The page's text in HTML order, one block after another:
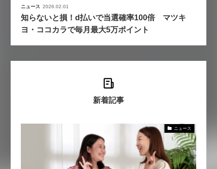
ニュース 2026.02.01
知らないと損！d払いで当選確率100倍 マツキ
ヨ・ココカラで毎月最大5万ポイント
新着記事
ニュース